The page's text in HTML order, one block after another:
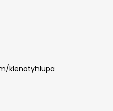
klenotyhlupa